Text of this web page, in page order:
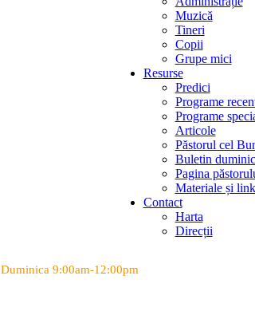
Muzică
Tineri
Copii
Grupe mici
Resurse
Predici
Programe
Programe
Articole
Păstorul cel
Buletin
Pagina
Materiale și
Contact
Harta
Direcții
Duminica 9:00am-12:00pm